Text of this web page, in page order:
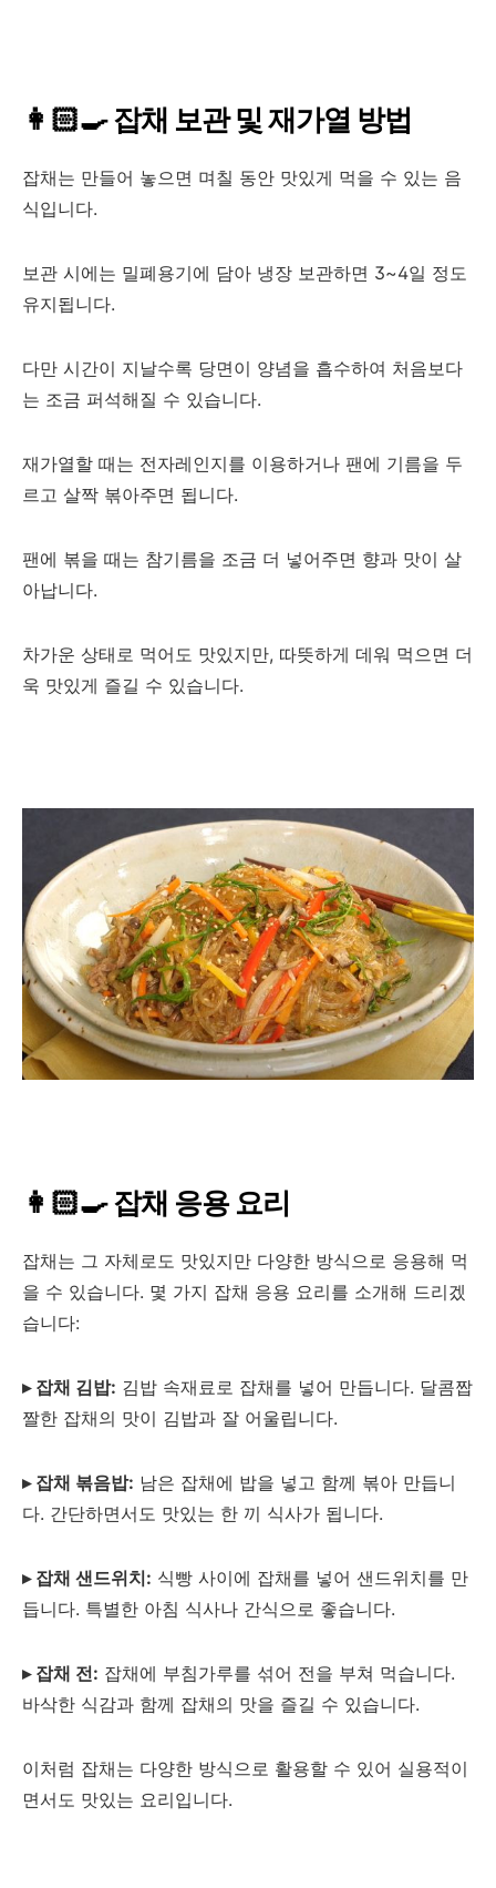
👩🏻‍🍳 잡채 보관 및 재가열 방법
잡채는 만들어 놓으면 며칠 동안 맛있게 먹을 수 있는 음
식입니다.
보관 시에는 밀폐용기에 담아 냉장 보관하면 3~4일 정도
유지됩니다.
다만 시간이 지날수록 당면이 양념을 흡수하여 처음보다
는 조금 퍼석해질 수 있습니다.
재가열할 때는 전자레인지를 이용하거나 팬에 기름을 두
르고 살짝 볶아주면 됩니다.
팬에 볶을 때는 참기름을 조금 더 넣어주면 향과 맛이 살
아납니다.
차가운 상태로 먹어도 맛있지만, 따뜻하게 데워 먹으면 더
욱 맛있게 즐길 수 있습니다.
👩🏻‍🍳 잡채 응용 요리
잡채는 그 자체로도 맛있지만 다양한 방식으로 응용해 먹
을 수 있습니다. 몇 가지 잡채 응용 요리를 소개해 드리겠
습니다:
▸ 잡채 김밥: 김밥 속재료로 잡채를 넣어 만듭니다. 달콤짭
짤한 잡채의 맛이 김밥과 잘 어울립니다.
▸ 잡채 볶음밥: 남은 잡채에 밥을 넣고 함께 볶아 만듭니
다. 간단하면서도 맛있는 한 끼 식사가 됩니다.
▸ 잡채 샌드위치: 식빵 사이에 잡채를 넣어 샌드위치를 만
듭니다. 특별한 아침 식사나 간식으로 좋습니다.
▸ 잡채 전: 잡채에 부침가루를 섞어 전을 부쳐 먹습니다.
바삭한 식감과 함께 잡채의 맛을 즐길 수 있습니다.
이처럼 잡채는 다양한 방식으로 활용할 수 있어 실용적이
면서도 맛있는 요리입니다.